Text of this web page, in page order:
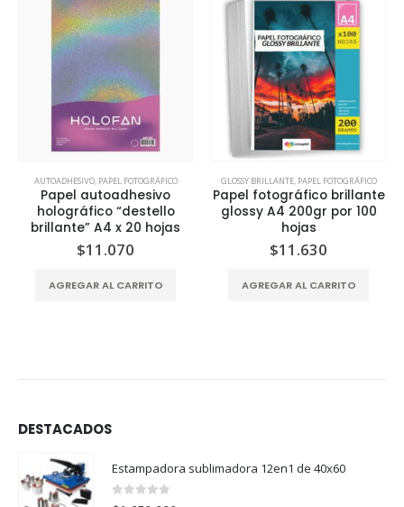
AUTOADHESIVO, PAPEL FOTOGRÁFICO
Papel autoadhesivo
holográfico “destello
brillante” A4 x 20 hojas
$11.070
AGREGAR AL CARRITO
GLOSSY BRILLANTE, PAPEL FOTOGRÁFICO
Papel fotográfico brillante
glossy A4 200gr por 100
hojas
$11.630
AGREGAR AL CARRITO
DESTACADOS
Estampadora sublimadora 12en1 de 40x60
0